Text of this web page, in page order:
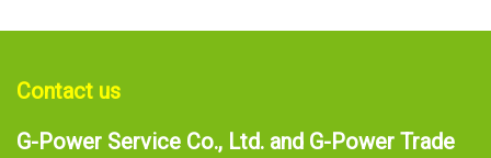
Contact us
G-Power Service Co., Ltd. and G-Power Trade